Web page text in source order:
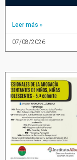
Leer más »
07/08/2026